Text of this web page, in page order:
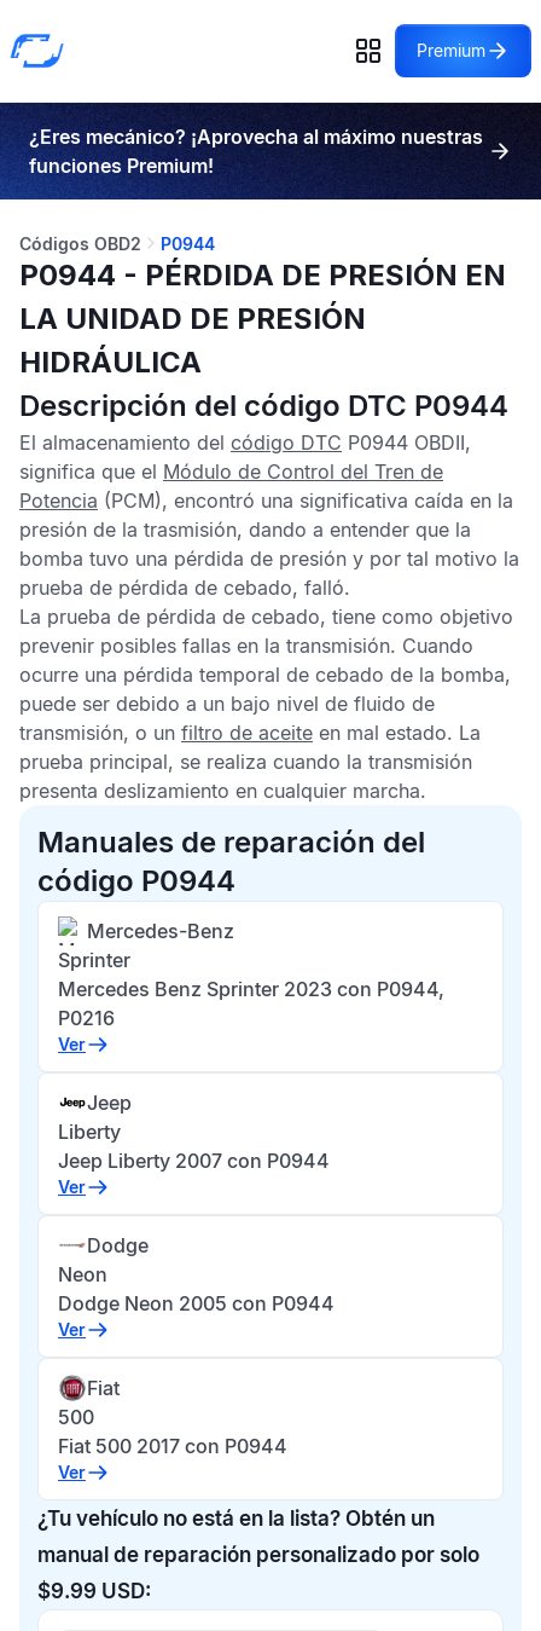
Premium
¿Eres mecánico? ¡Aprovecha al máximo nuestras
funciones Premium!
Códigos OBD2 P0944
P0944 - PÉRDIDA DE PRESIÓN EN
LA UNIDAD DE PRESIÓN
HIDRÁULICA
Descripción del código DTC P0944
El almacenamiento del código DTC P0944 OBDII,
significa que el Módulo de Control del Tren de
Potencia (PCM), encontró una significativa caída en la
presión de la trasmisión, dando a entender que la
bomba tuvo una pérdida de presión y por tal motivo la
prueba de pérdida de cebado, falló.
La prueba de pérdida de cebado, tiene como objetivo
prevenir posibles fallas en la transmisión. Cuando
ocurre una pérdida temporal de cebado de la bomba,
puede ser debido a un bajo nivel de fluido de
transmisión, o un filtro de aceite en mal estado. La
prueba principal, se realiza cuando la transmisión
presenta deslizamiento en cualquier marcha.
Manuales de reparación del
código P0944
Mercedes-Benz
Sprinter
Mercedes Benz Sprinter 2023 con P0944,
P0216
Ver
Jeep
Liberty
Jeep Liberty 2007 con P0944
Ver
Dodge
Neon
Dodge Neon 2005 con P0944
Ver
Fiat
500
Fiat 500 2017 con P0944
Ver
¿Tu vehículo no está en la lista? Obtén un
manual de reparación personalizado por solo
$9.99 USD: